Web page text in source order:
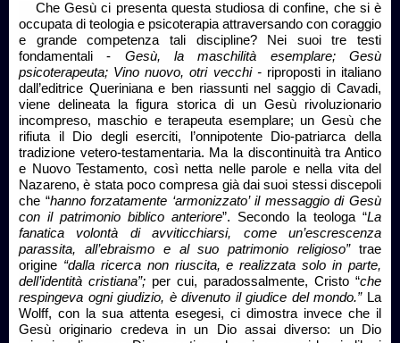
Che Gesù ci presenta questa studiosa di confine, che si è
occupata di teologia e psicoterapia attraversando con coraggio
e grande competenza tali discipline?
Nei suoi tre testi
fondamentali - Gesù, la maschilità esemplare; Gesù
psicoterapeuta; Vino nuovo, otri vecchi -riproposti in italiano
dall’editrice Queriniana e ben riassunti nel saggio di Cavadi,
viene delineata la figura storica di un Gesù
rivoluzionario
incompreso, maschio e terapeuta esemplare; un Gesù che
rifiuta il Dio degli eserciti, l’onnipotente Dio-patriarca della
tradizione vetero-testamentaria. Ma la discontinuità tra Antico
e Nuovo Testamento, così netta nelle parole e nella vita del
Nazareno, è stata poco compresa già dai suoi stessi discepoli
che “hanno forzatamente ‘armonizzato’ il messaggio di Gesù
con il patrimonio biblico anteriore”. Secondo la teologa “La
fanatica volontà di avviticchiarsi, come un’escrescenza
parassita, all’ebraismo e al suo patrimonio religioso” trae
origine “dalla ricerca non riuscita, e realizzata solo in parte,
dell’identità cristiana”; per cui, paradossalmente, Cristo “che
respingeva ogni giudizio, è divenuto il giudice del mondo.”La
Wolff, con la sua attenta esegesi, ci dimostra invece che il
Gesù originario credeva in un Dio assai diverso: un Dio